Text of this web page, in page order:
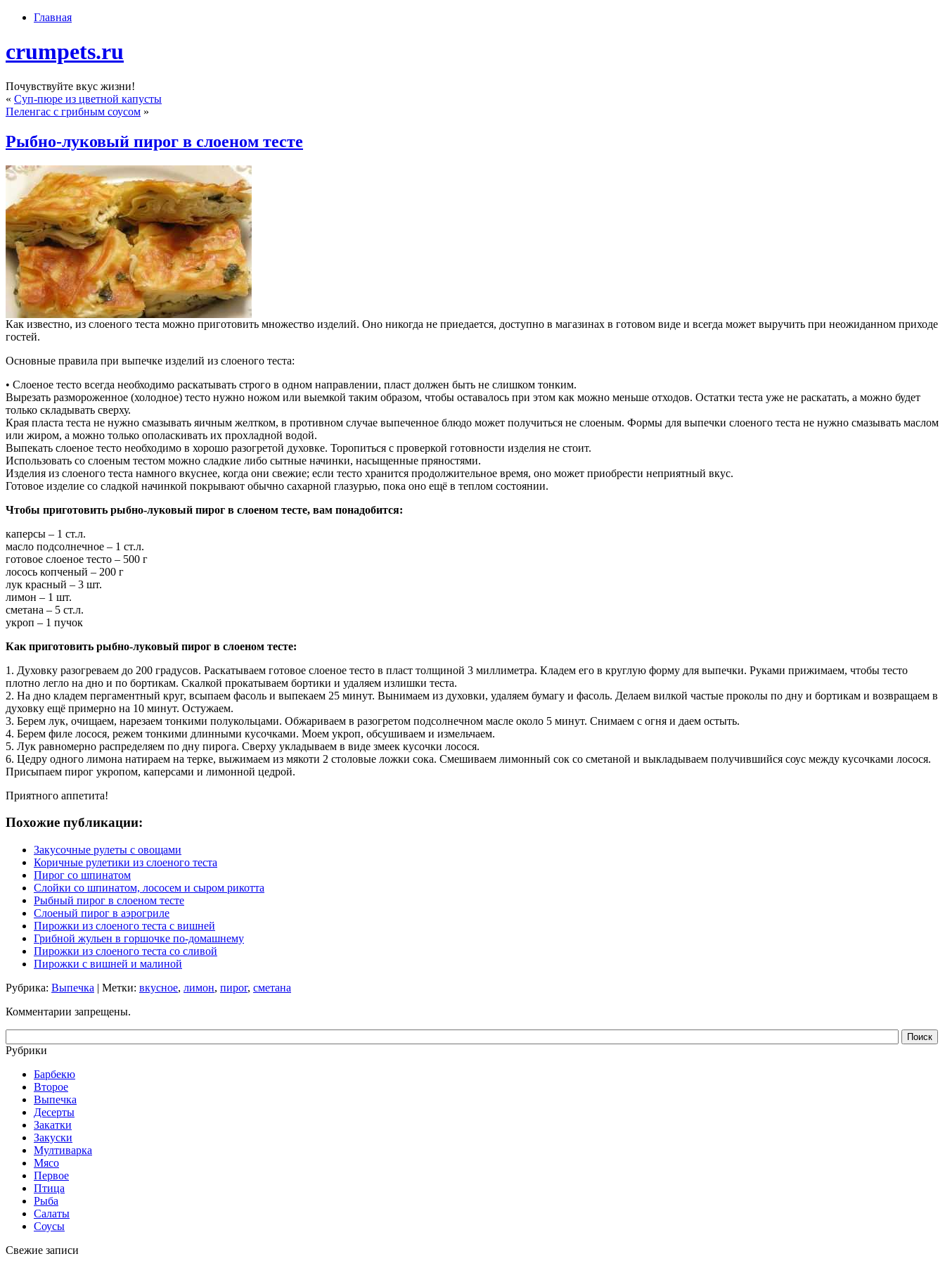
Главная
crumpets.ru
Почувствуйте вкус жизни!
« Суп-пюре из цветной капусты
Пеленгас с грибным соусом »
Рыбно-луковый пирог в слоеном тесте
Как известно, из слоеного теста можно приготовить множество изделий. Оно никогда не приедается, доступно в магазинах в готовом виде и всегда может выручить при неожиданном приходе
гостей.
Основные правила при выпечке изделий из слоеного теста:
• Слоеное тесто всегда необходимо раскатывать строго в одном направлении, пласт должен быть не слишком тонким.
Вырезать размороженное (холодное) тесто нужно ножом или выемкой таким образом, чтобы оставалось при этом как можно меньше отходов. Остатки теста уже не раскатать, а можно будет
только складывать сверху.
Края пласта теста не нужно смазывать яичным желтком, в противном случае выпеченное блюдо может получиться не слоеным. Формы для выпечки слоеного теста не нужно смазывать маслом
или жиром, а можно только ополаскивать их прохладной водой.
Выпекать слоеное тесто необходимо в хорошо разогретой духовке. Торопиться с проверкой готовности изделия не стоит.
Использовать со слоеным тестом можно сладкие либо сытные начинки, насыщенные пряностями.
Изделия из слоеного теста намного вкуснее, когда они свежие; если тесто хранится продолжительное время, оно может приобрести неприятный вкус.
Готовое изделие со сладкой начинкой покрывают обычно сахарной глазурью, пока оно ещё в теплом состоянии.
Чтобы приготовить рыбно-луковый пирог в слоеном тесте, вам понадобится:
каперсы – 1 ст.л.
масло подсолнечное – 1 ст.л.
готовое слоеное тесто – 500 г
лосось копченый – 200 г
лук красный – 3 шт.
лимон – 1 шт.
сметана – 5 ст.л.
укроп – 1 пучок
Как приготовить рыбно-луковый пирог в слоеном тесте:
1. Духовку разогреваем до 200 градусов. Раскатываем готовое слоеное тесто в пласт толщиной 3 миллиметра. Кладем его в круглую форму для выпечки. Руками прижимаем, чтобы тесто
плотно легло на дно и по бортикам. Скалкой прокатываем бортики и удаляем излишки теста.
2. На дно кладем пергаментный круг, всыпаем фасоль и выпекаем 25 минут. Вынимаем из духовки, удаляем бумагу и фасоль. Делаем вилкой частые проколы по дну и бортикам и возвращаем в
духовку ещё примерно на 10 минут. Остужаем.
3. Берем лук, очищаем, нарезаем тонкими полукольцами. Обжариваем в разогретом подсолнечном масле около 5 минут. Снимаем с огня и даем остыть.
4. Берем филе лосося, режем тонкими длинными кусочками. Моем укроп, обсушиваем и измельчаем.
5. Лук равномерно распределяем по дну пирога. Сверху укладываем в виде змеек кусочки лосося.
6. Цедру одного лимона натираем на терке, выжимаем из мякоти 2 столовые ложки сока. Смешиваем лимонный сок со сметаной и выкладываем получившийся соус между кусочками лосося.
Присыпаем пирог укропом, каперсами и лимонной цедрой.
Приятного аппетита!
Похожие публикации:
Закусочные рулеты с овощами
Коричные рулетики из слоеного теста
Пирог со шпинатом
Слойки со шпинатом, лососем и сыром рикотта
Рыбный пирог в слоеном тесте
Слоеный пирог в аэрогриле
Пирожки из слоеного теста с вишней
Грибной жульен в горшочке по-домашнему
Пирожки из слоеного теста со сливой
Пирожки с вишней и малиной
Рубрика: Выпечка | Метки: вкусное, лимон, пирог, сметана
Комментарии запрещены.
Рубрики
Барбекю
Второе
Выпечка
Десерты
Закатки
Закуски
Мултиварка
Мясо
Первое
Птица
Рыба
Салаты
Соусы
Свежие записи